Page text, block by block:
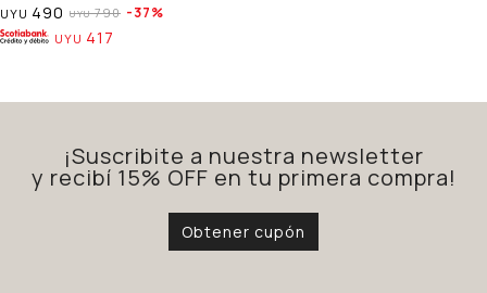
UYU 490 UYU 790 37
UYU 417
¡Suscribite a nuestra newsletter
y recibí 15% OFF en tu primera compra!
Obtener cupón